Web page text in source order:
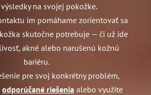
na svojej pokožke.
im pomáhame zorientovať sa
skutočne potrebuje — či už ide
akné alebo narušenú kožnú
bariéru.
pre svoj konkrétny problém,
odporúčané riešenia alebo využite